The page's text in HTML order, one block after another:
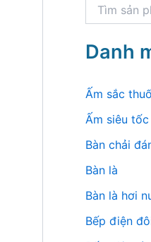
k
m
:
Danh
Ấm sắc
Ấm siêu tốc
Bàn chải
Bàn là
Bàn là hơi
Bếp điện